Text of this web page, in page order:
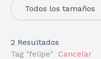
Todos los tamaños
2 Resultados
Tag "felipe"
Cancelar